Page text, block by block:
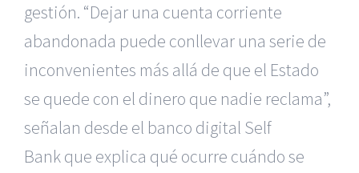
gestión. “Dejar una cuenta corriente
abandonada puede conllevar una serie de
inconvenientes más allá de que el Estado
se quede con el dinero que nadie reclama”,
señalan desde el banco digital Self
Bank que explica qué ocurre cuándo se